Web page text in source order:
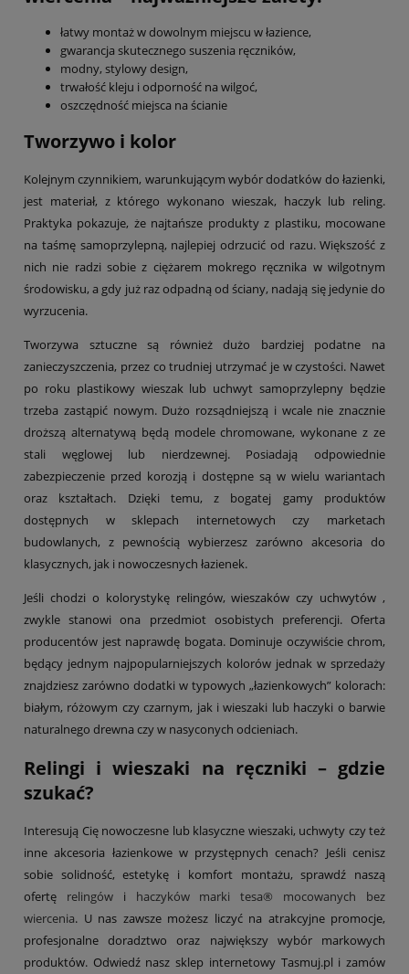
łatwy montaż w dowolnym miejscu w łazience,
gwarancja skutecznego suszenia ręczników,
modny, stylowy design,
trwałość kleju i odporność na wilgoć,
oszczędność miejsca na ścianie
Tworzywo i kolor
Kolejnym czynnikiem, warunkującym wybór dodatków do łazienki,
jest materiał, z którego wykonano wieszak, haczyk lub reling.
Praktyka pokazuje, że najtańsze produkty z plastiku, mocowane
na taśmę samoprzylepną, najlepiej odrzucić od razu. Większość z
nich nie radzi sobie z ciężarem mokrego ręcznika w wilgotnym
środowisku, a gdy już raz odpadną od ściany, nadają się jedynie do
wyrzucenia.
Tworzywa sztuczne są również dużo bardziej podatne na
zanieczyszczenia, przez co trudniej utrzymać je w czystości. Nawet
po roku plastikowy wieszak lub uchwyt samoprzylepny będzie
trzeba zastąpić nowym. Dużo rozsądniejszą i wcale nie znacznie
droższą alternatywą będą modele chromowane, wykonane z ze
stali węglowej lub nierdzewnej. Posiadają odpowiednie
zabezpieczenie przed korozją i dostępne są w wielu wariantach
oraz kształtach. Dzięki temu, z bogatej gamy produktów
dostępnych w sklepach internetowych czy marketach
budowlanych, z pewnością wybierzesz zarówno akcesoria do
klasycznych, jak i nowoczesnych łazienek.
Jeśli chodzi o kolorystykę relingów, wieszaków czy uchwytów ,
zwykle stanowi ona przedmiot osobistych preferencji. Oferta
producentów jest naprawdę bogata. Dominuje oczywiście chrom,
będący jednym najpopularniejszych kolorów jednak w sprzedaży
znajdziesz zarówno dodatki w typowych „łazienkowych” kolorach:
białym, różowym czy czarnym, jak i wieszaki lub haczyki o barwie
naturalnego drewna czy w nasyconych odcieniach.
Relingi i wieszaki na ręczniki – gdzie
szukać?
Interesują Cię nowoczesne lub klasyczne wieszaki, uchwyty czy też
inne akcesoria łazienkowe w przystępnych cenach? Jeśli cenisz
sobie solidność, estetykę i komfort montażu, sprawdź naszą
ofertę relingów i haczyków marki tesa® mocowanych bez
wiercenia. U nas zawsze możesz liczyć na atrakcyjne promocje,
profesjonalne doradztwo oraz największy wybór markowych
produktów. Odwiedź nasz sklep internetowy Tasmuj.pl i zamów